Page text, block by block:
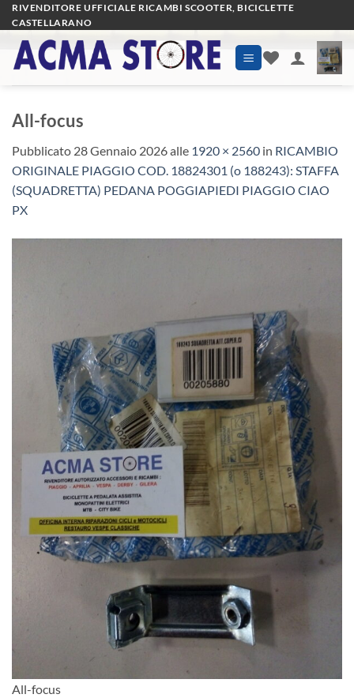
Salta
ai
contenuti
RIVENDITORE UFFICIALE RICAMBI SCOOTER, BICICLETTE
CASTELLARANO
All-focus
Pubblicato 28 Gennaio 2026alle 1920 × 2560 in RICAMBIO
ORIGINALE PIAGGIO COD. 18824301 (o 188243): STAFFA
(SQUADRETTA) PEDANA POGGIAPIEDI PIAGGIO CIAO
PX
All-focus